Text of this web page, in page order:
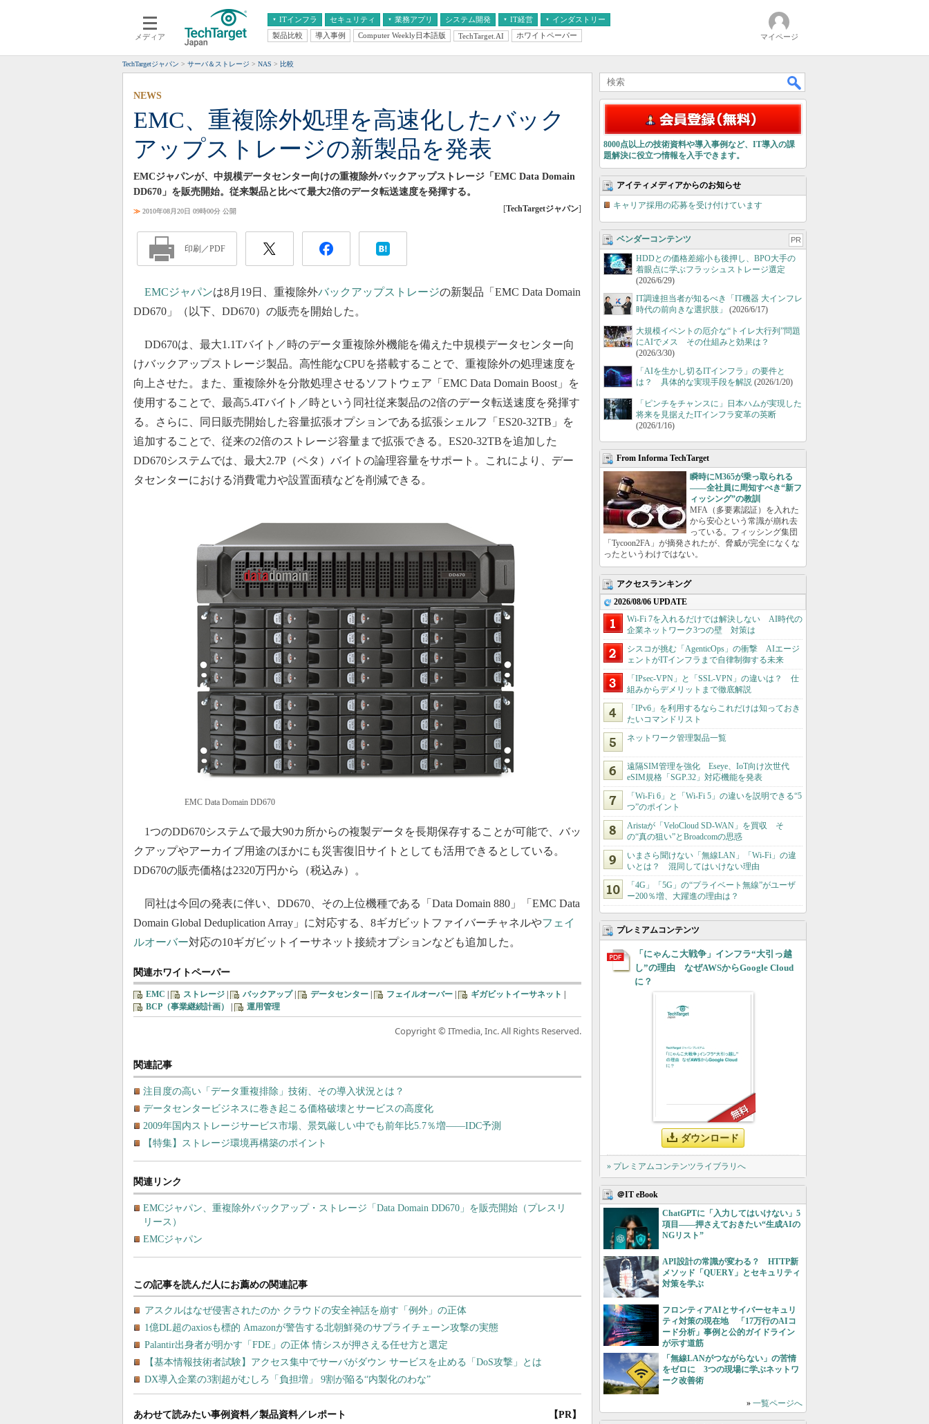
メディア
ITインフラ
クラウド
スマートモバイル
ネットワーク
システム運用管理
セキュリティ 業務アプリ
エンタープライズAI
ERP
情報系システム
システム開発 IT経営
経営とIT
インダストリー
医療IT
製品比較 導入事例 Computer Weekly日本語版 TechTarget.AI ホワイトペーパー マイページ
TechTargetジャパン サーバ＆ストレージ NAS 比較
EMC、重複除外処理を高速化したバック
アップストレージの新製品を発表
NEWS
EMCジャパンが、中規模データセンター向けの重複除外バックアップストレージ「EMC Data Domain
DD670」を販売開始。従来製品と比べて最大2倍のデータ転送速度を発揮する。
≫ 2010年08月20日 09時00分 公開 [TechTargetジャパン]
印刷／PDF
EMCジャパンは8月19日、重複除外バックアップストレージの新製品「EMC Data Domain
DD670」（以下、DD670）の販売を開始した。
DD670は、最大1.1Tバイト／時のデータ重複除外機能を備えた中規模データセンター向
けバックアップストレージ製品。高性能なCPUを搭載することで、重複除外の処理速度を
向上させた。また、重複除外を分散処理させるソフトウェア「EMC Data Domain Boost」を
使用することで、最高5.4Tバイト／時という同社従来製品の2倍のデータ転送速度を発揮す
る。さらに、同日販売開始した容量拡張オプションである拡張シェルフ「ES20-32TB」を
追加することで、従来の2倍のストレージ容量まで拡張できる。ES20-32TBを追加した
DD670システムでは、最大2.7P（ペタ）バイトの論理容量をサポート。これにより、デー
タセンターにおける消費電力や設置面積などを削減できる。
EMC Data Domain DD670
1つのDD670システムで最大90カ所からの複製データを長期保存することが可能で、バッ
クアップやアーカイブ用途のほかにも災害復旧サイトとしても活用できるとしている。
DD670の販売価格は2320万円から（税込み）。
同社は今回の発表に伴い、DD670、その上位機種である「Data Domain 880」「EMC Data
Domain Global Deduplication Array」に対応する、8ギガビットファイバーチャネルやフェイ
ルオーバー対応の10ギガビットイーサネット接続オプションなども追加した。
関連ホワイトペーパー
EMC ストレージ バックアップ| データセンター フェイルオーバー ギガビットイーサネット
BCP（事業継続計画）
運用管理
Copyright © ITmedia, Inc. All Rights Reserved.
関連記事
注目度の高い「データ重複排除」技術、その導入状況とは？
データセンタービジネスに巻き起こる価格破壊とサービスの高度化
2009年国内ストレージサービス市場、景気厳しい中でも前年比5.7％増――IDC予測
【特集】ストレージ環境再構築のポイント
関連リンク
EMCジャパン、重複除外バックアップ・ストレージ「Data Domain DD670」を販売開始（プレスリ
リース）
EMCジャパン
あわせて読みたい事例資料／製品資料／レポート 【PR】
8000点以上の技術資料や導入事例など、IT導入の課
題解決に役立つ情報を入手できます。
アイティメディアからのお知らせ
キャリア採用の応募を受け付けています
ベンダーコンテンツ PR
HDDとの価格差縮小も後押し、BPO大手の
着眼点に学ぶフラッシュストレージ選定
(2026/6/29)
IT調達担当者が知るべき「IT機器 大インフレ
時代の前向きな選択肢」
(2026/6/17)
大規模イベントの厄介な“トイレ大行列”問題
にAIでメス その仕組みと効果は？
(2026/3/30)
「AIを生かし切るITインフラ」の要件と
は？ 具体的な実現手段を解説 (2026/1/20)
「ピンチをチャンスに」日本ハムが実現した
将来を見据えたITインフラ変革の英断
(2026/1/16)
From Informa TechTarget
瞬時にM365が乗っ取られる
――全社員に周知すべき“新フ
ィッシング”の教訓
MFA（多要素認証）を入れた
から安心という常識が崩れ去
っている。フィッシング集団
「Tycoon2FA」が摘発されたが、脅威が完全になくな
ったというわけではない。
アクセスランキング
2026/08/06 UPDATE
Wi-Fi 7を入れるだけでは解決しない AI時代の
企業ネットワーク3つの壁 対策は
シスコが挑む「AgenticOps」の衝撃 AIエージ
ェントがITインフラまで自律制御する未来
「IPsec-VPN」と「SSL-VPN」の違いは？ 仕
組みからデメリットまで徹底解説
「IPv6」を利用するならこれだけは知っておき
たいコマンドリスト
ネットワーク管理製品一覧
遠隔SIM管理を強化 Eseye、IoT向け次世代
eSIM規格「SGP.32」対応機能を発表
「Wi-Fi 6」と「Wi-Fi 5」の違いを説明できる“5
つ”のポイント
Aristaが「VeloCloud SD-WAN」を買収 そ
の“真の狙い”とBroadcomの思惑
いまさら聞けない「無線LAN」「Wi-Fi」の違
いとは？ 混同してはいけない理由
「4G」「5G」の“プライベート無線”がユーザ
ー200％増、大躍進の理由は？
プレミアムコンテンツ
「にゃんこ大戦争」インフラ“大引っ越
し”の理由 なぜAWSからGoogle Cloud
に？
ダウンロード
» プレミアムコンテンツライブラリへ
＠IT eBook
ChatGPTに「入力してはいけない」5
項目――押さえておきたい“生成AIの
NGリスト”
API設計の常識が変わる？ HTTP新
メソッド「QUERY」とセキュリティ
対策を学ぶ
フロンティアAIとサイバーセキュリ
ティ対策の現在地 「17万行のAIコ
ード分析」事例と公的ガイドライン
が示す道筋
「無線LANがつながらない」の苦情
をゼロに 3つの現場に学ぶネットワ
ーク改善術
» 一覧ページへ